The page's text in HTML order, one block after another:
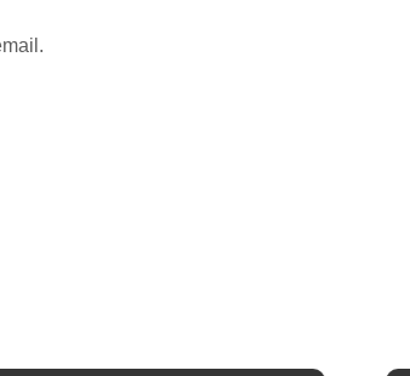
Camisa Branca